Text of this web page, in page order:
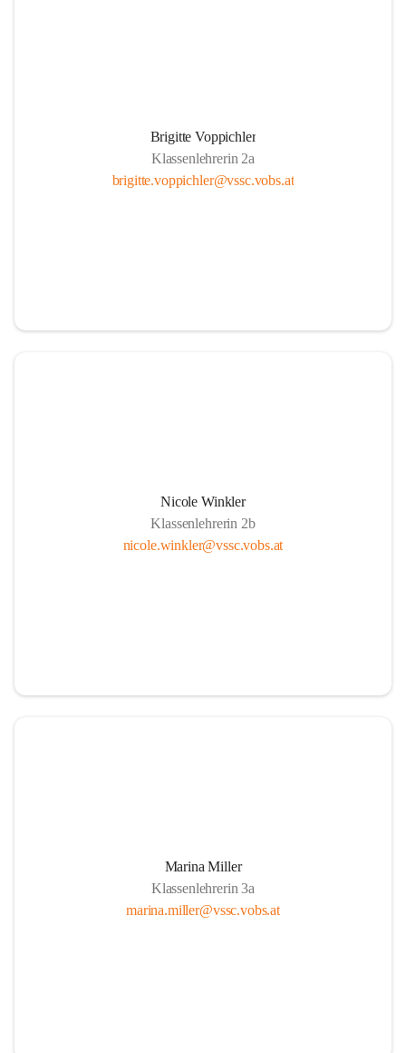
Brigitte Voppichler
Klassenlehrerin 2a
brigitte.voppichler@vssc.vobs.at
Nicole Winkler
Klassenlehrerin 2b
nicole.winkler@vssc.vobs.at
Marina Miller
Klassenlehrerin 3a
marina.miller@vssc.vobs.at